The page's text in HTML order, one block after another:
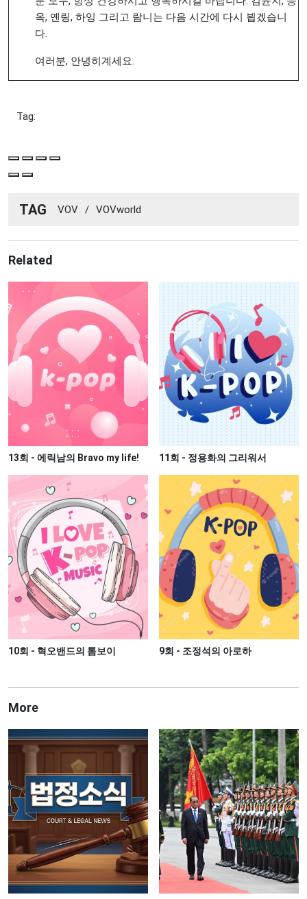
옥, 옌링, 하잉 그리고 람니는 다음 시간에 다시 뵙겠습니
다.
여러분, 안녕히계세요.
Tag:
TAG VOV / VOVworld
Related
13회 - 에릭남의 Bravo my life! 11회 - 정용화의 그리워서
10회 - 혁오밴드의 톰보이 9회 - 조정석의 아로하
More